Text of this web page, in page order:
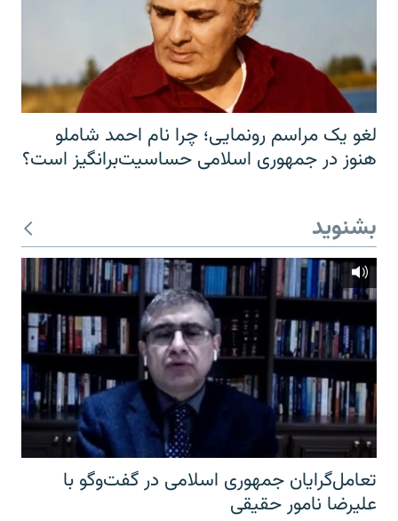
لغو یک مراسم رونمایی؛ چرا نام احمد شاملو
هنوز در جمهوری اسلامی حساسیت‌برانگیز است؟
بشنوید
تعامل‌گرایان جمهوری اسلامی در گفت‌وگو با
علیرضا نامور حقیقی